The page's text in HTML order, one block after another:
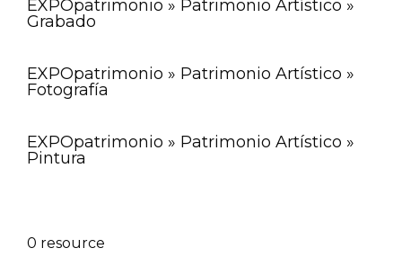
EXPOpatrimonio » Patrimonio Artístico »
Grabado
EXPOpatrimonio » Patrimonio Artístico »
Fotografía
EXPOpatrimonio » Patrimonio Artístico »
Pintura
0 resource